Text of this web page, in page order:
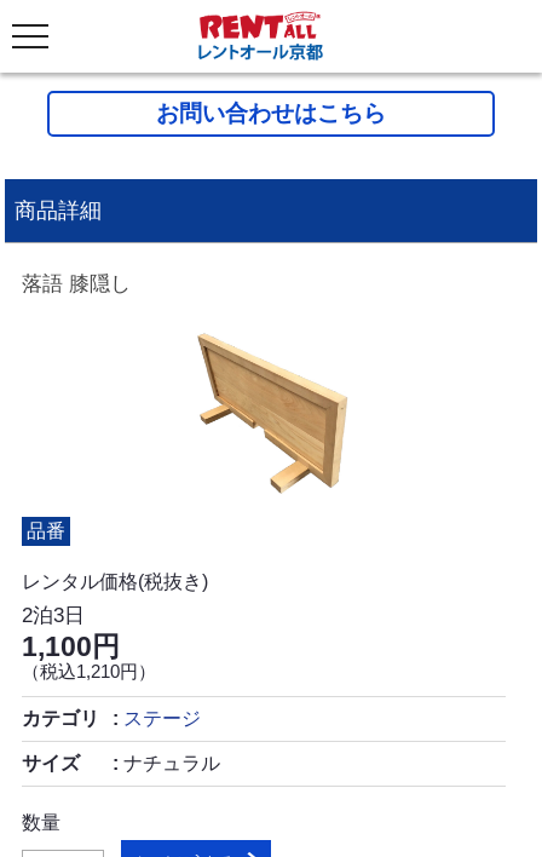
お問い合わせはこちら
商品詳細
落語 膝隠し
品番
レンタル価格(税抜き)
2泊3日
1,100円
（税込1,210円）
カテゴリ ステージ
サイズ ナチュラル
数量